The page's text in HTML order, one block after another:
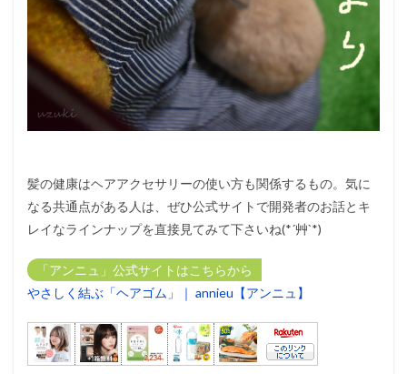
髪の健康はヘアアクセサリーの使い方も関係するもの。気に
なる共通点がある人は、ぜひ公式サイトで開発者のお話とキ
レイなラインナップを直接見てみて下さいね(*´艸`*)
「アンニュ」公式サイトはこちらから
やさしく結ぶ「ヘアゴム」｜ annieu【アンニュ】